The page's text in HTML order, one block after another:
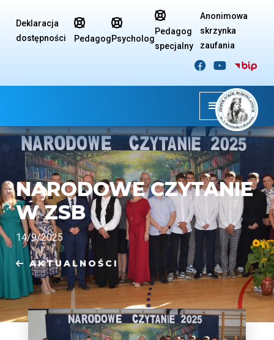
Deklaracja
dostępności

Pedagog

Psycholog

Pedagog
specjalny
Anonimowa
skrzynka
zaufania
 
NARODOWE CZYTANIE
W ZSB
14/9/2025
 AKTUALNOŚCI